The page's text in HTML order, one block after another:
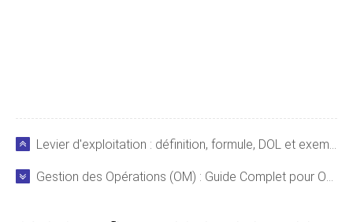
Levier d'exploitation : définition, formule, DOL et exemples pratiques
Gestion des Opérations (OM) : Guide Complet pour Optimiser Efficacité et Profits